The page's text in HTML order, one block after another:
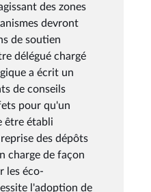
des zones
devront
de soutien
délégué chargé
a écrit un
de conseils
pour qu'un
être établi
des dépôts
charge de façon
les éco-
l'adoption de